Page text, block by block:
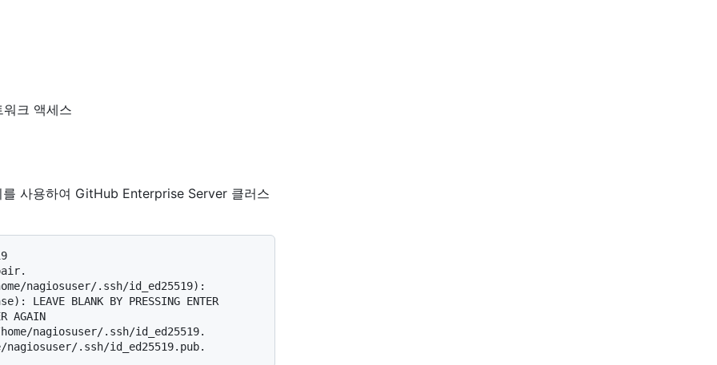
크 액세스
사용하여 GitHub Enterprise Server 클러스
nagiosuser/.ssh/id_ed25519):
LEAVE BLANK BY PRESSING ENTER
AGAIN
nagiosuser/.ssh/id_ed25519.
nagiosuser/.ssh/id_ed25519.pub.